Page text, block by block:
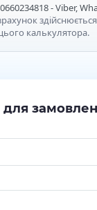
- Viber,
калькулятора.